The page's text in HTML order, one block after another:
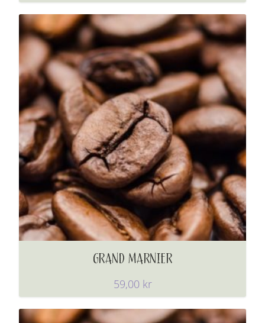
GRAND MARNIER
59,00 kr